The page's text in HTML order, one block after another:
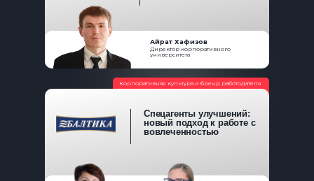
Спецагенты улучшений:
новый подход к работе с
вовлеченностью
Корпоративная культура и бренд работодателя
Айрат Хафизов
Директор корпоративного
университета